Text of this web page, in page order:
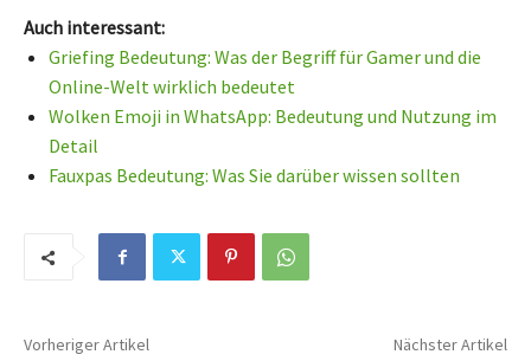
Auch interessant:
Griefing Bedeutung: Was der Begriff für Gamer und die
Online-Welt wirklich bedeutet
Wolken Emoji in WhatsApp: Bedeutung und Nutzung im
Detail
Fauxpas Bedeutung: Was Sie darüber wissen sollten
Vorheriger Artikel Nächster Artikel